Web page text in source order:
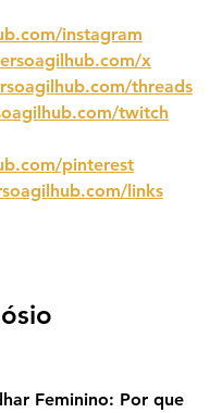
instagram
x
threads
twitch
pinterest
links
Feminino: Por que